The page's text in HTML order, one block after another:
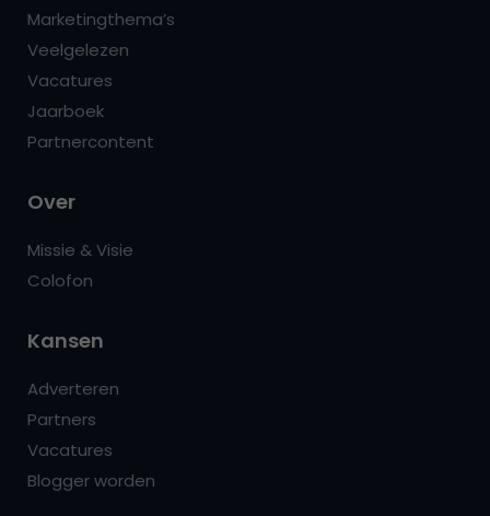
Marketingthema’s
Veelgelezen
Vacatures
Jaarboek
Partnercontent
Over
Missie & Visie
Colofon
Kansen
Adverteren
Partners
Vacatures
Blogger worden